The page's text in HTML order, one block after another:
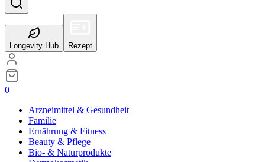
Longevity Hub Rezept
0
Arzneimittel & Gesundheit
Familie
Ernährung & Fitness
Beauty & Pflege
Bio- & Naturprodukte